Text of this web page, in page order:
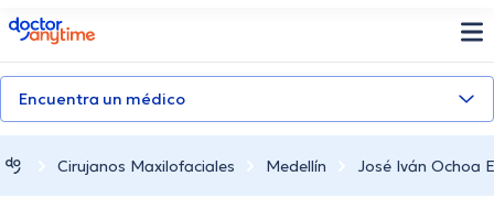
doctoranytime
Encuentra un médico
Cirujanos Maxilofaciales Medellín José Iván Ochoa